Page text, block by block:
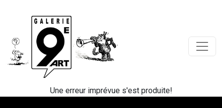
Une erreur imprévue s'est produite!